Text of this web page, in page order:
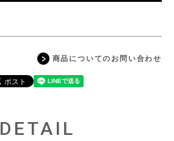
商品についてのお問い合わせ
DETAIL